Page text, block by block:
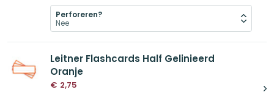
Perforeren?
Leitner Flashcards Half Gelinieerd
Oranje
€ 2,75